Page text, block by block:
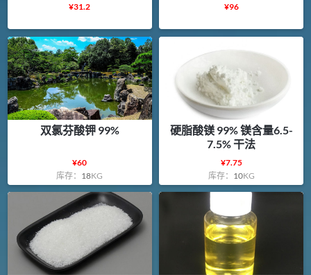
¥31.2 ¥96
双氯芬酸钾 99%
¥60
库存： 18KG
硬脂酸镁 99% 镁含量6.5-
7.5% 干法
¥7.75
库存： 10KG